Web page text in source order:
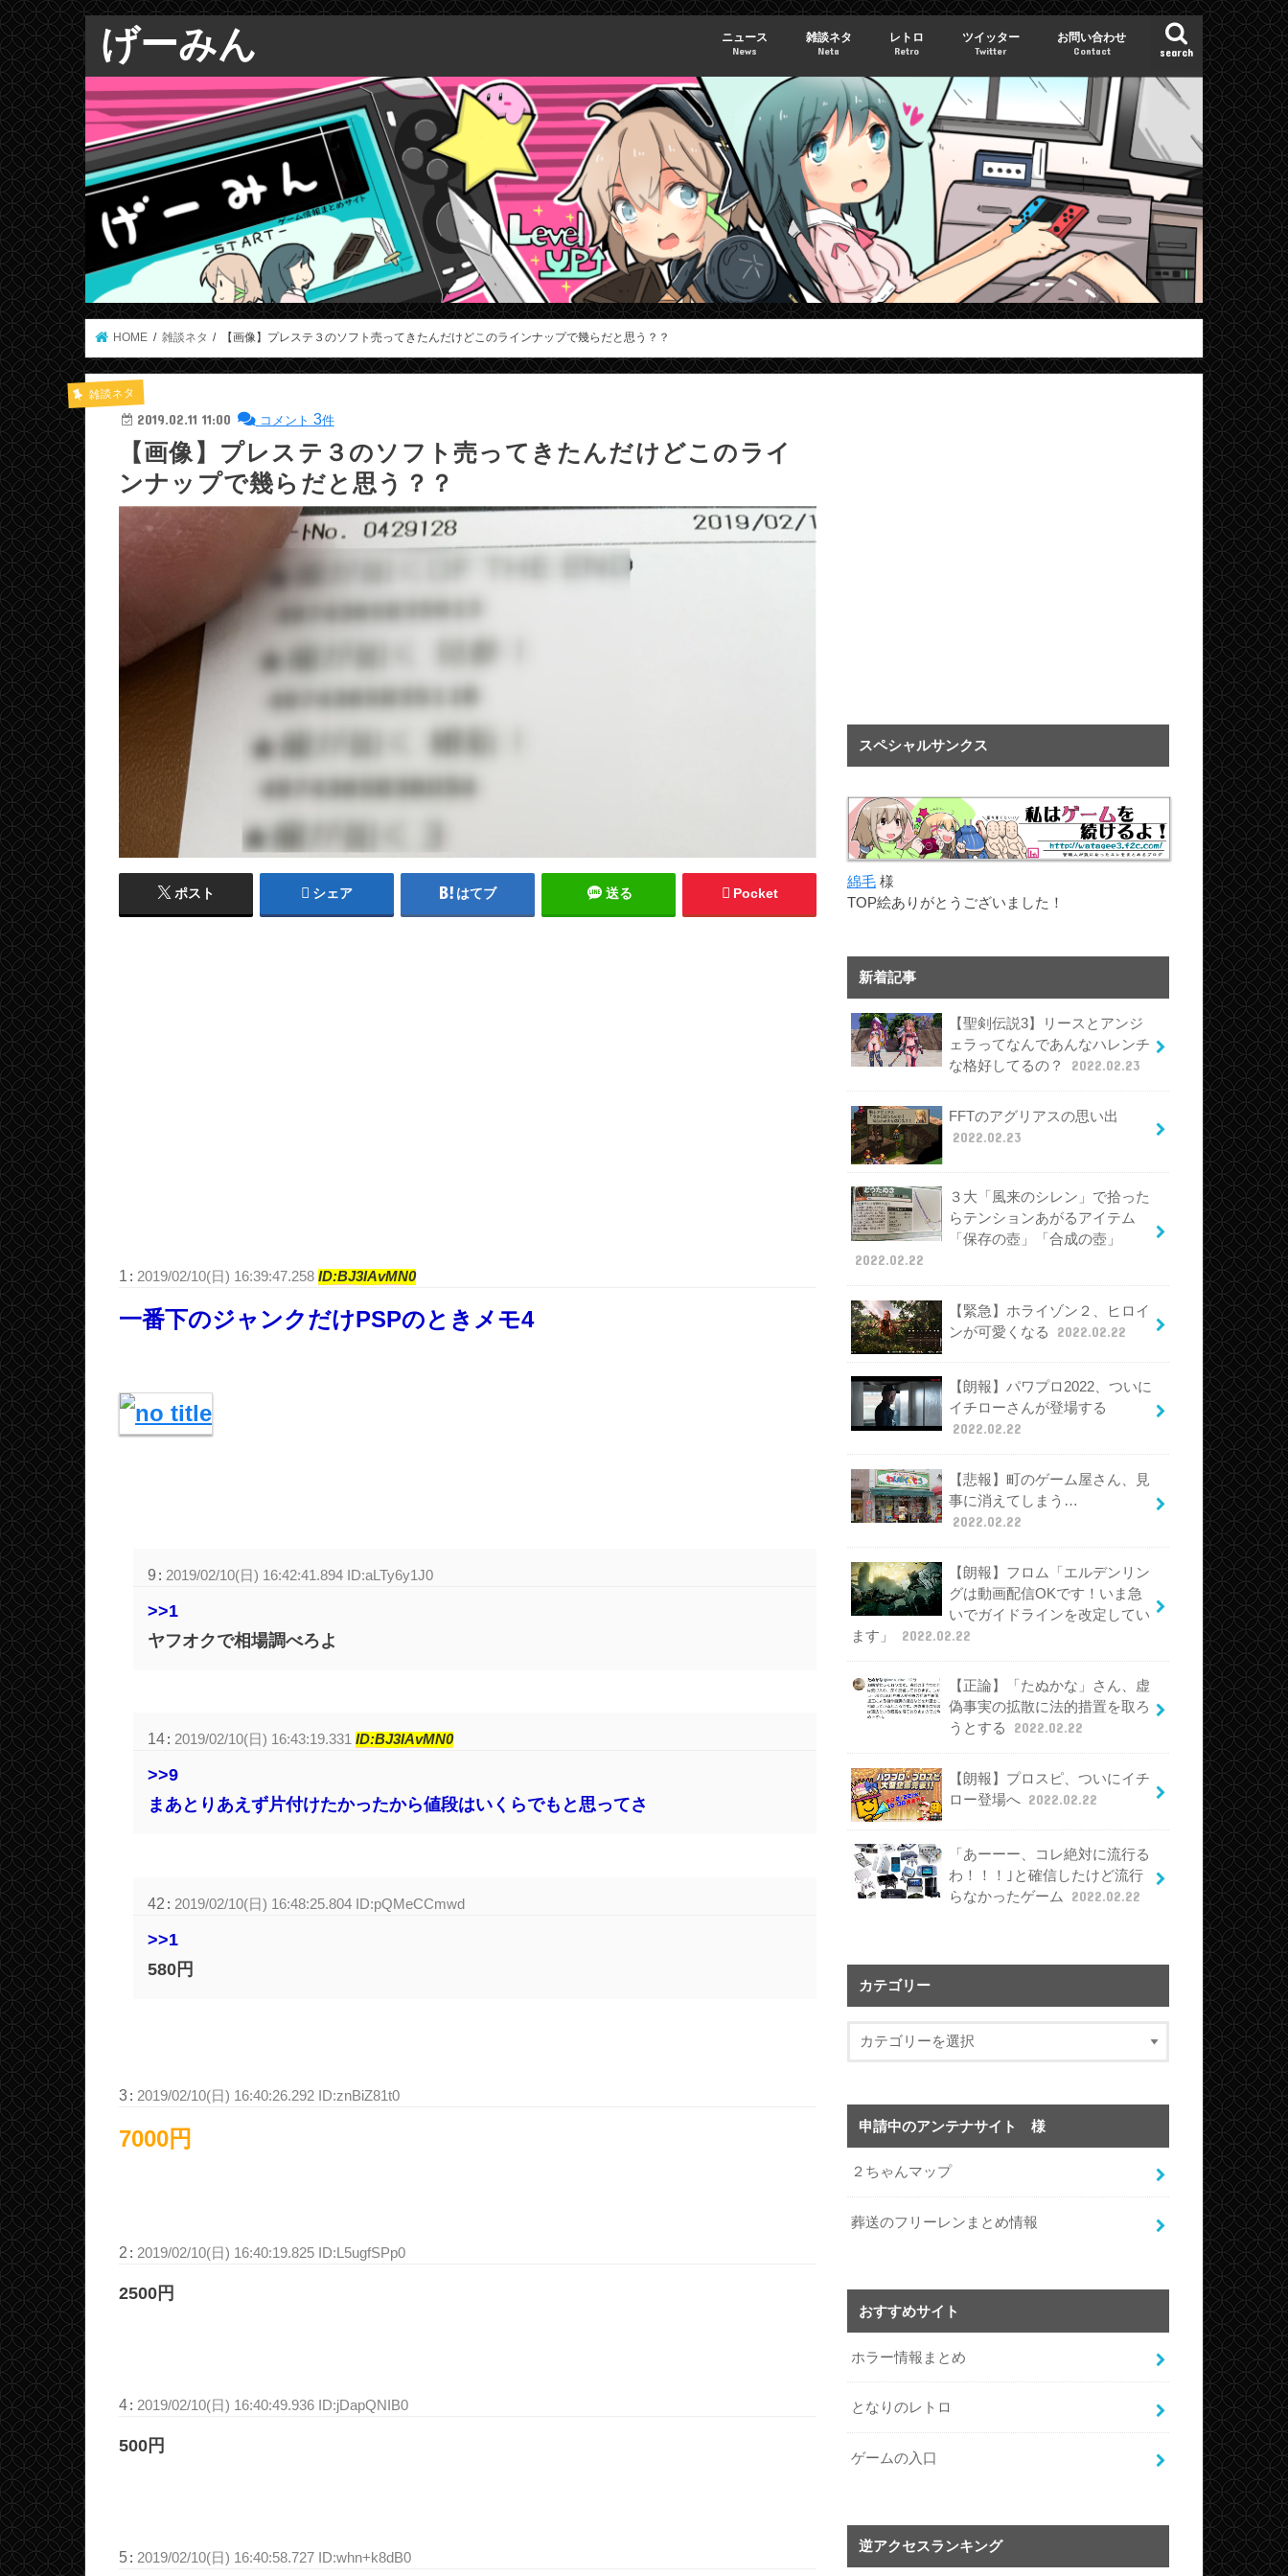
げーみん search
ニュース
News
雑談ネタ
Neta
レトロ
Retro
ツイッター
Twitter
お問い合わせ
Contact
HOME 雑談ネタ 【画像】プレステ３のソフト売ってきたんだけどこのラインナップで幾らだと思う？？
雑談ネタ
2019.02.11 11:00 コメント 3件
【画像】プレステ３のソフト売ってきたんだけどこのライ
ンナップで幾らだと思う？？
ポスト シェア はてブ 送る Pocket
1 : 2019/02/10(日) 16:39:47.258 ID:BJ3IAvMN0
一番下のジャンクだけPSPのときメモ4
9 : 2019/02/10(日) 16:42:41.894 ID:aLTy6y1J0
>>1
ヤフオクで相場調べろよ
14: 2019/02/10(日) 16:43:19.331 ID:BJ3IAvMN0
>>9
まあとりあえず片付けたかったから値段はいくらでもと思ってさ
42 : 2019/02/10(日) 16:48:25.804 ID:pQMeCCmwd
>>1
580円
3: 2019/02/10(日) 16:40:26.292 ID:znBiZ81t0
7000円
2 : 2019/02/10(日) 16:40:19.825 ID:L5ugfSPp0
2500円
4: 2019/02/10(日) 16:40:49.936 ID:jDapQNIB0
500円
5: 2019/02/10(日) 16:40:58.727 ID:whn+k8dB0
スペシャルサンクス
綿毛 様
TOP絵ありがとうございました！
新着記事
【聖剣伝説3】リースとアンジ
ェラってなんであんなハレンチ
な格好してるの？
2022.02.23
FFTのアグリアスの思い出
2022.02.23
３大「風来のシレン」で拾った
らテンションあがるアイテム
「保存の壺」「合成の壺」
2022.02.22
【緊急】ホライゾン２、ヒロイ
ンが可愛くなる
2022.02.22
【朗報】パワプロ2022、ついに
イチローさんが登場する
2022.02.22
【悲報】町のゲーム屋さん、見
事に消えてしまう…
2022.02.22
【朗報】フロム「エルデンリン
グは動画配信OKです！いま急
いでガイドラインを改定してい
ます」
2022.02.22
【正論】「たぬかな」さん、虚
偽事実の拡散に法的措置を取ろ
うとする
2022.02.22
【朗報】プロスピ、ついにイチ
ロー登場へ 2022.02.22
「あーーー、コレ絶対に流行る
わ！！！｣と確信したけど流行
らなかったゲーム
2022.02.22
カテゴリー
申請中のアンテナサイト 様
２ちゃんマップ
葬送のフリーレンまとめ情報
おすすめサイト
ホラー情報まとめ
となりのレトロ
ゲームの入口
逆アクセスランキング